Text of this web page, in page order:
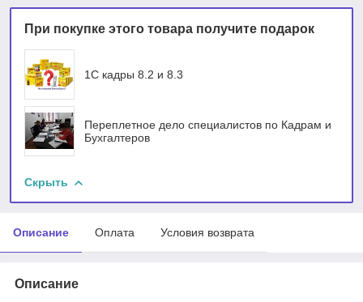
При покупке этого товара получите подарок
1С кадры 8.2 и 8.3
Переплетное дело специалистов по Кадрам и
Бухгалтеров
Скрыть
Описание Оплата Условия возврата
Описание